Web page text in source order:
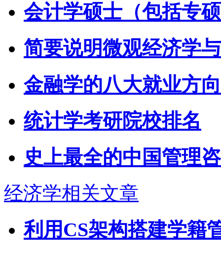
会计学硕士（包括专
简要说明微观经济学
金融学的八大就业方
统计学考研院校排名
史上最全的中国管理
经济学相关文章
利用CS架构搭建学籍